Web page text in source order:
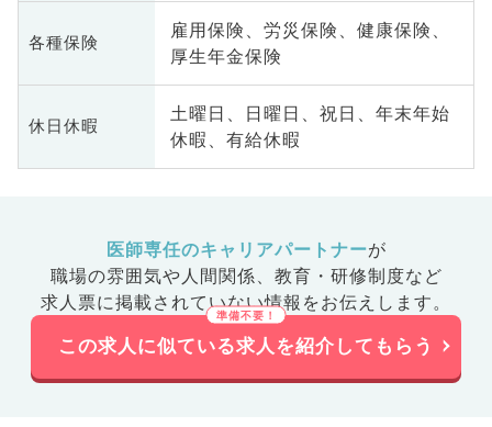
各種保険
雇用保険、労災保険、健康保険、
厚生年金保険
休日休暇
土曜日、日曜日、祝日、年末年始
休暇、有給休暇
医師専任のキャリアパートナーが
職場の雰囲気や人間関係、 教育・研修制度など
求人票に掲載されていない情報をお伝えします。
この求人に似ている求人を紹介してもらう